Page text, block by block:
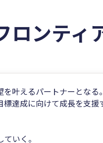
ロンティ
を叶えるパートナーとなる
達成に向けて成長を支援
いく。